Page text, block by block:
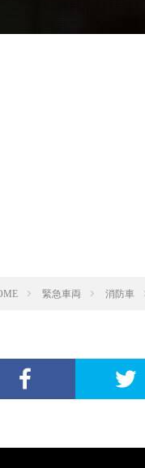
緊急車両 消防車